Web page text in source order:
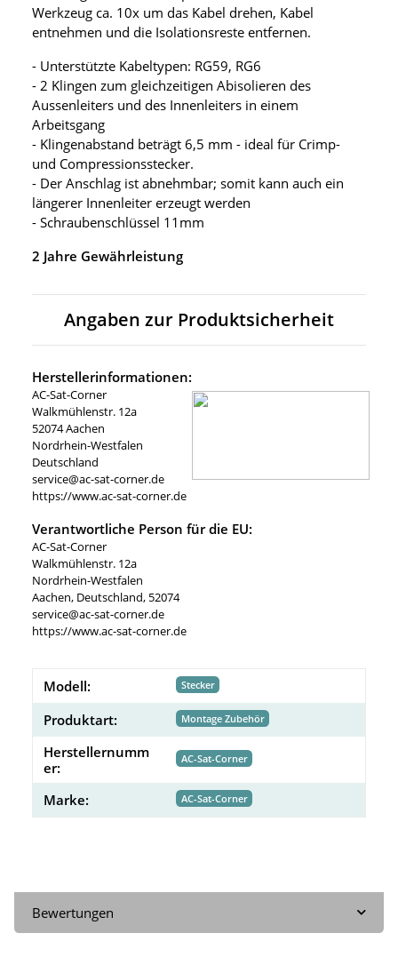
Werkzeug ca. 10x um das Kabel drehen, Kabel
entnehmen und die Isolationsreste entfernen.
- Unterstützte Kabeltypen: RG59, RG6
- 2 Klingen zum gleichzeitigen Abisolieren des
Aussenleiters und des Innenleiters in einem
Arbeitsgang
- Klingenabstand beträgt 6,5 mm - ideal für Crimp-
und Compressionsstecker.
- Der Anschlag ist abnehmbar; somit kann auch ein
längerer Innenleiter erzeugt werden
- Schraubenschlüssel 11mm
2 Jahre Gewährleistung
Angaben zur Produktsicherheit
Herstellerinformationen:
AC-Sat-Corner
Walkmühlenstr. 12a
52074 Aachen
Nordrhein-Westfalen
Deutschland
service@ac-sat-corner.de
https://www.ac-sat-corner.de
Verantwortliche Person für die EU:
AC-Sat-Corner
Walkmühlenstr. 12a
Nordrhein-Westfalen
Aachen, Deutschland, 52074
service@ac-sat-corner.de
https://www.ac-sat-corner.de
Modell: Stecker
Produktart: Montage Zubehör
Herstellernumm
er:
AC-Sat-Corner
Marke: AC-Sat-Corner
Bewertungen